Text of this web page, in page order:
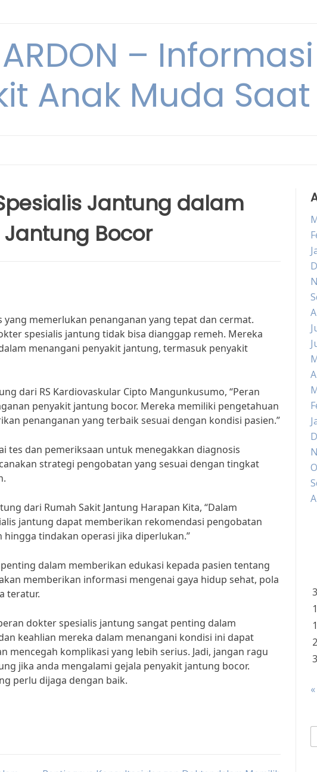
–
Anak Muda Saat
Jantung dalam
Bocor
memerlukan penanganan yang tepat dan cermat.
spesialis jantung tidak bisa dianggap remeh. Mereka
menangani penyakit jantung, termasuk penyakit
dari RS Kardiovaskular Cipto Mangunkusumo, “Peran
penyakit jantung bocor. Mereka memiliki pengetahuan
penanganan yang terbaik sesuai dengan kondisi pasien.”
tes dan pemeriksaan untuk menegakkan diagnosis
strategi pengobatan yang sesuai dengan tingkat
dari Rumah Sakit Jantung Harapan Kita, “Dalam
jantung dapat memberikan rekomendasi pengobatan
tindakan operasi jika diperlukan.”
dalam memberikan edukasi kepada pasien tentang
memberikan informasi mengenai gaya hidup sehat, pola
teratur.
dokter spesialis jantung sangat penting dalam
keahlian mereka dalam menangani kondisi ini dapat
komplikasi yang lebih serius. Jadi, jangan ragu
jika anda mengalami gejala penyakit jantung bocor.
perlu dijaga dengan baik.
3